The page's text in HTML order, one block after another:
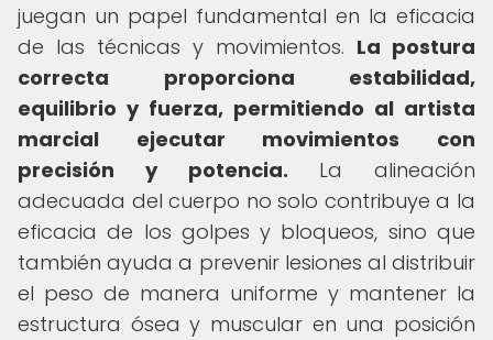
juegan un papel fundamental en la eficacia
de las técnicas y movimientos. La postura
correcta proporciona estabilidad,
equilibrio y fuerza, permitiendo al artista
marcial ejecutar movimientos con
precisión y potencia. La alineación
adecuada del cuerpo no solo contribuye a la
eficacia de los golpes y bloqueos, sino que
también ayuda a prevenir lesiones al distribuir
el peso de manera uniforme y mantener la
estructura ósea y muscular en una posición